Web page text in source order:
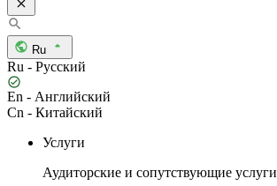
Ru
Ru - Русский
En - Английский
Cn - Китайский
Услуги
Аудиторские и сопутствующие услуги